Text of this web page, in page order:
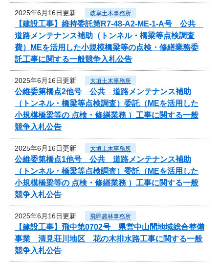
2025年6月16日更新 岐阜土木事務所
【建設工事】維持委託第R7-48-A2-ME-1-A号 公共
道路メンテナンス補助（トンネル・橋梁等点検調査
費）MEを活用した小規模橋梁等の点検・修繕業務委
託工事に関する一般競争入札公告
2025年6月16日更新 大垣土木事務所
公維委第橋点2他号 公共 道路メンテナンス補助
（トンネル・橋梁等点検調査）委託（MEを活用した
小規模橋梁等の 点検・修繕業務 ）工事に関する一般
競争入札公告
2025年6月16日更新 大垣土木事務所
公維委第橋点1他号 公共 道路メンテナンス補助
（トンネル・橋梁等点検調査）委託（MEを活用した
小規模橋梁等の 点検・修繕業務 ）工事に関する一般
競争入札公告
2025年6月16日更新 飛騨農林事務所
【建設工事】飛中第0702号 県営中山間地域総合整備
事業 清見荘川地区 花の木排水路工事に関する一般
競争入札公告